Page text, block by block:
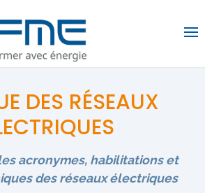
DES RÉSEAUX
acronymes, habilitations et
des réseaux électriques